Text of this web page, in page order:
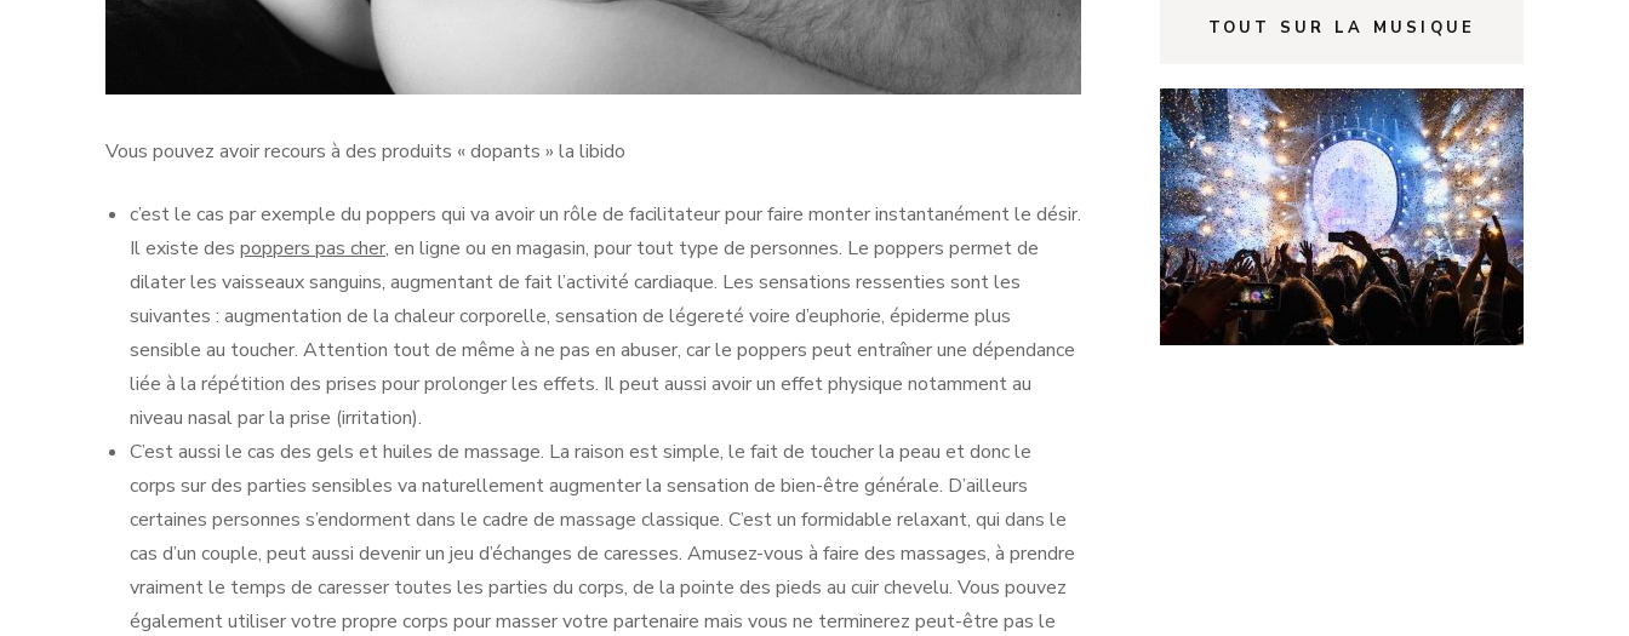
Vous pouvez avoir recours à des produits « dopants » la libido
c’est le cas par exemple du poppers qui va avoir un rôle de facilitateur pour faire monter instantanément le désir.
Il existe des poppers pas cher, en ligne ou en magasin, pour tout type de personnes. Le poppers permet de
dilater les vaisseaux sanguins, augmentant de fait l’activité cardiaque. Les sensations ressenties sont les
suivantes : augmentation de la chaleur corporelle, sensation de légereté voire d’euphorie, épiderme plus
sensible au toucher. Attention tout de même à ne pas en abuser, car le poppers peut entraîner une dépendance
liée à la répétition des prises pour prolonger les effets. Il peut aussi avoir un effet physique notamment au
niveau nasal par la prise (irritation).
C’est aussi le cas des gels et huiles de massage. La raison est simple, le fait de toucher la peau et donc le
corps sur des parties sensibles va naturellement augmenter la sensation de bien-être générale. D’ailleurs
certaines personnes s’endorment dans le cadre de massage classique. C’est un formidable relaxant, qui dans le
cas d’un couple, peut aussi devenir un jeu d’échanges de caresses. Amusez-vous à faire des massages, à prendre
vraiment le temps de caresser toutes les parties du corps, de la pointe des pieds au cuir chevelu. Vous pouvez
également utiliser votre propre corps pour masser votre partenaire mais vous ne terminerez peut-être pas le
TOUT SUR LA MUSIQUE